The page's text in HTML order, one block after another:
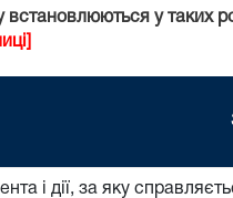
встановлюються у таких
і дії, за яку